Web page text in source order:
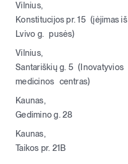
Vilnius,
Konstitucijos pr. 15 (įėjimas iš
Lvivo g. pusės)
Vilnius,
Santariškių g. 5 (Inovatyvios
medicinos centras)
Kaunas,
Gedimino g. 28
Kaunas,
Taikos pr. 21B